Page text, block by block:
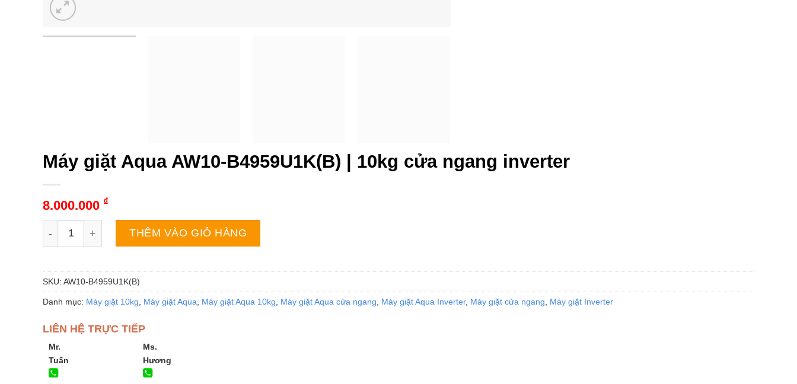
Máy giặt Aqua AW10-B4959U1K(B) | 10kg cửa ngang inverter
8.000.000 ₫
Máy giặt Aqua AW10-B4959U1K(B) | 10kg cửa ngang inverter số lượng
THÊM VÀO GIỎ HÀNG
SKU: AW10-B4959U1K(B)
Danh mục: Máy giặt 10kg Máy giặt Aqua Máy giặt Aqua 10kg Máy giặt Aqua cửa ngang Máy giặt Aqua Inverter, Máy giặt cửa ngang Máy giặt Inverter
LIÊN HỆ TRỰC TIẾP
Mr.
Tuấn
Ms.
Hương